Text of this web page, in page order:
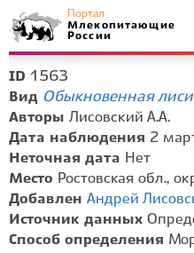
Портал
Млекопитающие
России
ID 1563
Вид Обыкновенная
Авторы Лисовский А.А.
Дата наблюдения 2
Неточная дата Нет
Место Ростовская обл.,
Добавлен Андрей
Источник данных
Способ определения